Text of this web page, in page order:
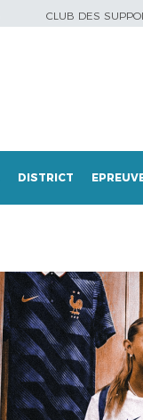
CLUB DES
DISTRICT